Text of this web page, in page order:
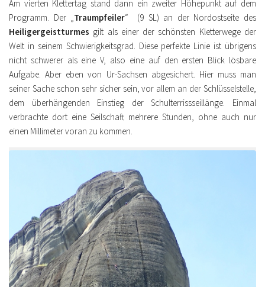
Am vierten Klettertag stand dann ein zweiter Höhepunkt auf dem
Programm. Der „Traumpfeiler“ (9 SL) an der Nordostseite des
Heiligergeistturmes gilt als einer der schönsten Kletterwege der
Welt in seinem Schwierigkeitsgrad. Diese perfekte Linie ist übrigens
nicht schwerer als eine V, also eine auf den ersten Blick lösbare
Aufgabe. Aber eben von Ur-Sachsen abgesichert. Hier muss man
seiner Sache schon sehr sicher sein, vor allem an der Schlüsselstelle,
dem überhängenden Einstieg der Schulterrissseillänge. Einmal
verbrachte dort eine Seilschaft mehrere Stunden, ohne auch nur
einen Millimeter voran zu kommen.